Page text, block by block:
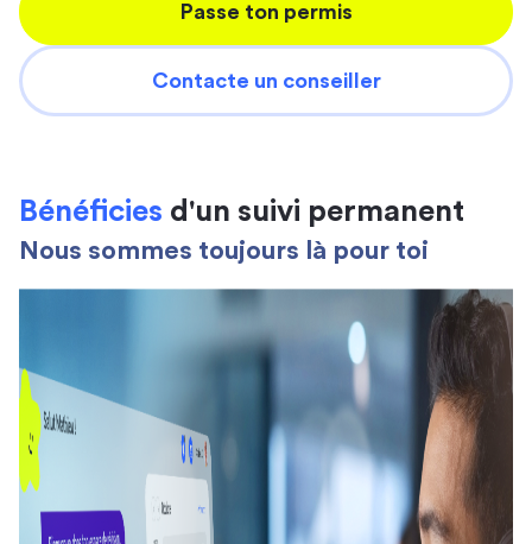
Passe ton permis
Contacte un conseiller
Bénéficies d'un suivi permanent
Nous sommes toujours là pour toi